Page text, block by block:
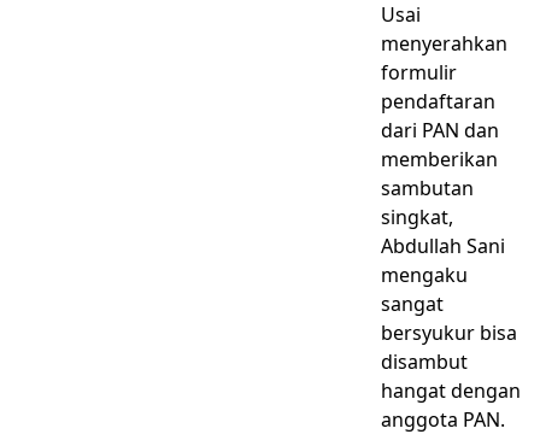
Usai
menyerahkan
formulir
pendaftaran
dari PAN dan
memberikan
sambutan
singkat,
Abdullah Sani
mengaku
sangat
bersyukur bisa
disambut
hangat dengan
anggota PAN.